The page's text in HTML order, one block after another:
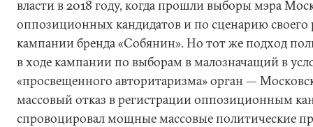
власти в 2018 году, когда прошли выборы мэра
оппозиционных кандидатов и по сценарию своего
кампании бренда «Собянин». Но тот же подход
в ходе кампании по выборам в малозначащий в
«просвещенного авторитаризма» орган —
массовый отказ в регистрации оппозиционным
спровоцировал мощные массовые политические